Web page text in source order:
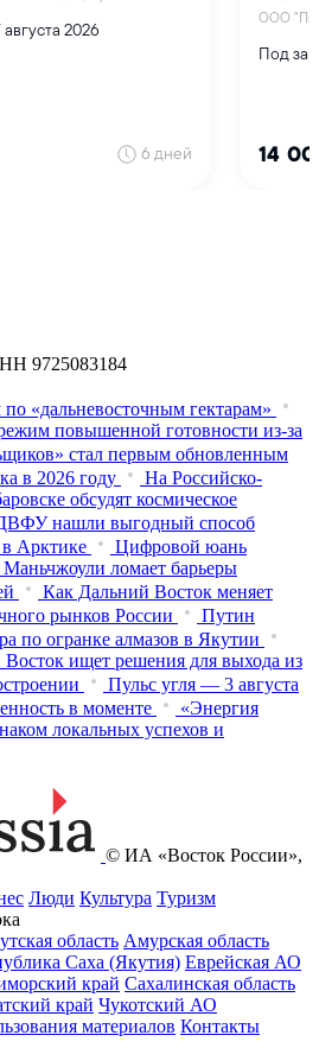
9725083184
«дальневосточным гектарам»
повышенной готовности из‑за
стал первым обновленным
в 2026 году
На Российско-
обсудят космическое
нашли выгодный способ
Арктике
Цифровой юань
ломает барьеры
Как Дальний Восток меняет
рынков России
Путин
по огранке алмазов в Якутии
ищет решения для выхода из
Пульс угля — 3 августа
в моменте
«Энергия
локальных успехов и
© ИА «Восток России»,
Люди Культура Туризм
область Амурская область
Саха (Якутия) Еврейская АО
край Сахалинская область
край Чукотский АО
материалов Контакты